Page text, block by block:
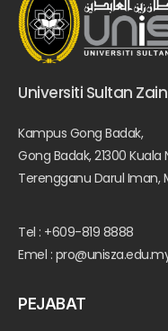
Universiti Sultan
Kampus Gong Badak,
Gong Badak, 21300 Kuala
Terengganu Darul Iman,
Tel : +609-819 8888
Emel :
PEJABAT